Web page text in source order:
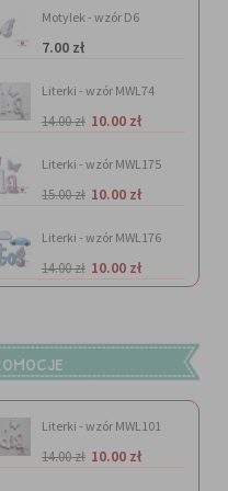
Motylek - wzór D6
7.00 zł
Literki - wzór MWL74
14.00 zł 10.00 zł
Literki - wzór MWL175
15.00 zł 10.00 zł
Literki - wzór MWL176
14.00 zł 10.00 zł
Literki - wzór MWL101
14.00 zł 10.00 zł